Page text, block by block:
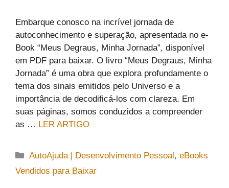
Embarque conosco na incrível jornada de
autoconhecimento e superação, apresentada no e-
Book “Meus Degraus, Minha Jornada”, disponível
em PDF para baixar. O livro “Meus Degraus, Minha
Jornada” é uma obra que explora profundamente o
tema dos sinais emitidos pelo Universo e a
importância de decodificá-los com clareza. Em
suas páginas, somos conduzidos a compreender
as … LER ARTIGO
Categorias
AutoAjuda | Desenvolvimento Pessoal ,eBooks
Vendidos para Baixar